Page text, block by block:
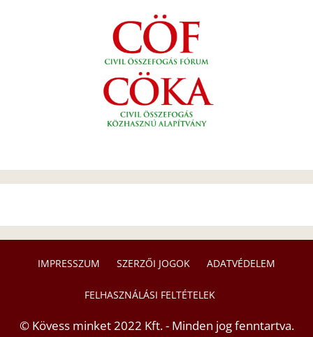
IMPRESSZUM SZERZŐI JOGOK ADATVÉDELEM
FELHASZNÁLÁSI FELTÉTELEK
© Kövess minket 2022 Kft. - Minden jog fenntartva.